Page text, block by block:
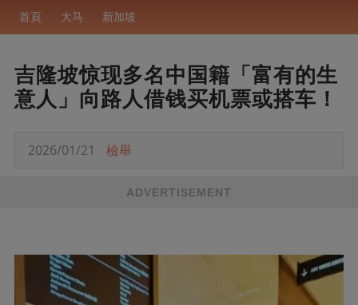
首頁 大马 新加坡
吉隆坡惊现多名中国籍「富有的生
意人」向路人借钱买机票或搭车！
2026/01/21 檢舉
ADVERTISEMENT